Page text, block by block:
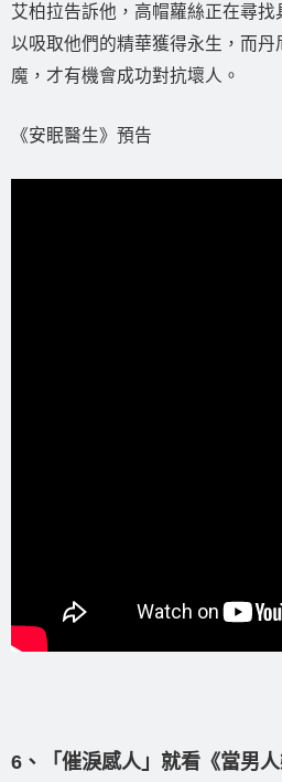
艾柏拉告訴他，高帽蘿絲正在尋
以吸取他們的精華獲得永生，而
魔，才有機會成功對抗壞人。
《安眠醫生》預告
6、「催淚感人」就看《當男人